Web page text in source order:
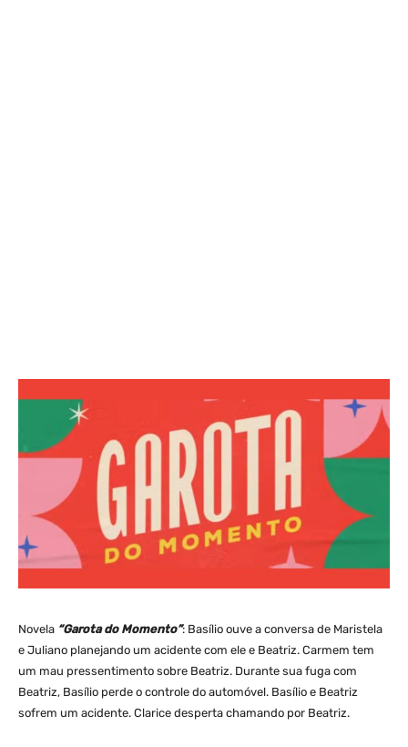
Novela “Garota do Momento”: Basílio ouve a conversa de Maristela
e Juliano planejando um acidente com ele e Beatriz. Carmem tem
um mau pressentimento sobre Beatriz. Durante sua fuga com
Beatriz, Basílio perde o controle do automóvel. Basílio e Beatriz
sofrem um acidente. Clarice desperta chamando por Beatriz.